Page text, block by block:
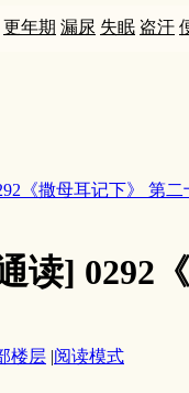
更年期 漏尿 失眠 盗汗
《撒母耳记下》 第二
读] 0292
楼层 |阅读模式